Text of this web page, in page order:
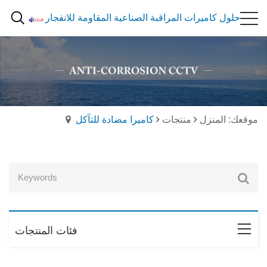
حلول كاميرات المراقبة الصناعية المقاومة للانفجار
موقعك: المنزل منتجات كاميرا مضادة للتآكل
فئات المنتجات